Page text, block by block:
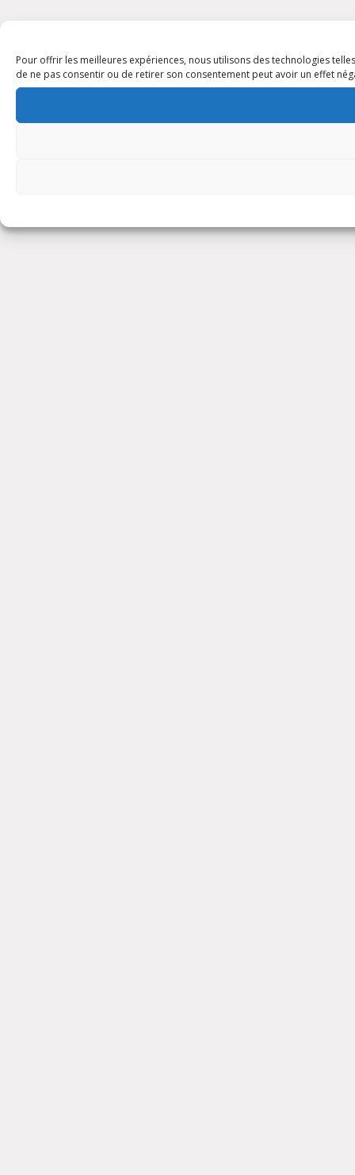
Pour offrir les meilleures expériences, nous utilisons des technologies
de ne pas consentir ou de retirer son consentement peut avoir un effet